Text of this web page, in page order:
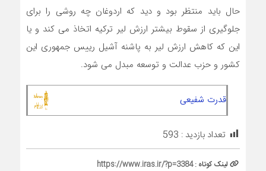
حال باید منتظر بود و دید که اردوغان چه روشی را برای
جلوگیری از سقوط بیشتر ارزش لیر ترکیه اتخاذ می کند و یا
این که کاهش ارزش لیر به پاشنه آشیل رییس جمهوری این
کشور و حزب عدالت و توسعه مبدل می شود.
قدرت شفیعی
تعداد بازدید : 593
لینک کوتاه :https://www.iras.ir/?p=3384